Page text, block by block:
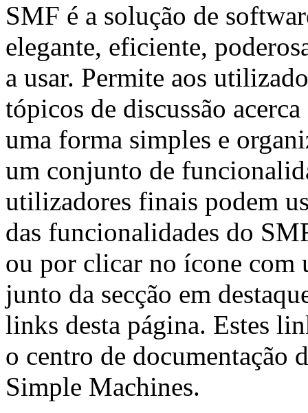
SMF é a solução de
elegante, eficiente,
a usar. Permite aos
tópicos de discussão
uma forma simples e
um conjunto de
utilizadores finais podem
das funcionalidades do
ou por clicar no ícone com
junto da secção em
links desta página. Estes
o centro de documentação
Simple Machines.